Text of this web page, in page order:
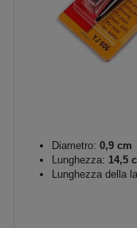
Diametro: 0,9 cm
Lunghezza: 14,5
Lunghezza della